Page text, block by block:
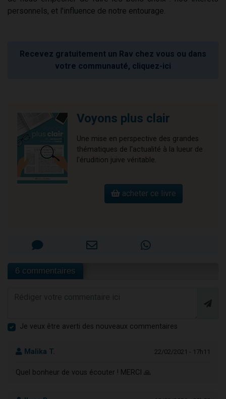
personnels, et l'influence de notre entourage.
Recevez gratuitement un Rav chez vous ou dans
votre communauté, cliquez-ici
Voyons plus clair
Une mise en perspective des grandes
thématiques de l'actualité à la lueur de
l'érudition juive véritable.
acheter ce livre
6 commentaires
Je veux être averti des nouveaux commentaires
Malika T. 22/02/2021 - 17h11
Quel bonheur de vous écouter ! MERCI 🙏